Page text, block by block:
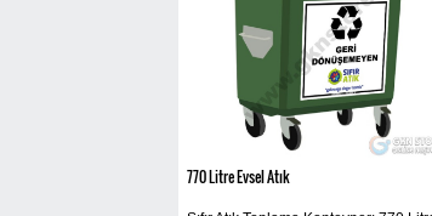
770 Litre Evsel Atık